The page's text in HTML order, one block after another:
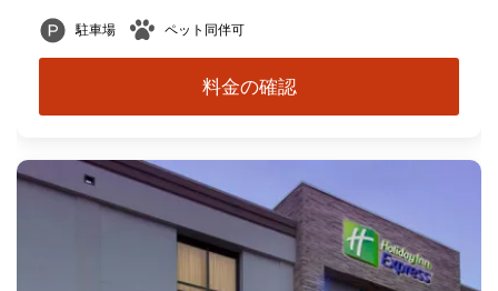
駐車場 ペット同伴可
料金の確認